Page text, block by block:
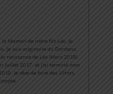
Maman de notre fils Léo. Je
je suis originaire du Donbass.
naissance de Léo (Mars 2018).
Juillet 2017, et j'ai terminé mon
Je rêve de faire des Ultras,